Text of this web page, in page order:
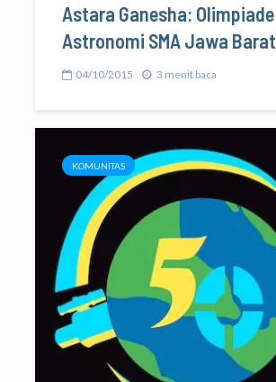
Astara Ganesha: Olimpiade
Astronomi SMA Jawa Barat
04/10/2015 3 menit baca
KOMUNITAS